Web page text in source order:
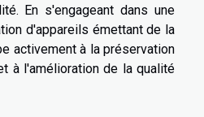
En s'engageant dans une
d'appareils émettant de la
activement à la préservation
à l'amélioration de la qualité